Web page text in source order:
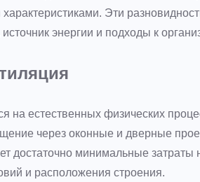
Эти
энергии и подходы к
на естественных физических
через оконные и дверные
достаточно минимальные затраты
и расположения строения.